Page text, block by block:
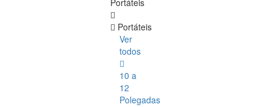
Portáteis
Portáteis
Ver
todos
10 a
12
Polegadas